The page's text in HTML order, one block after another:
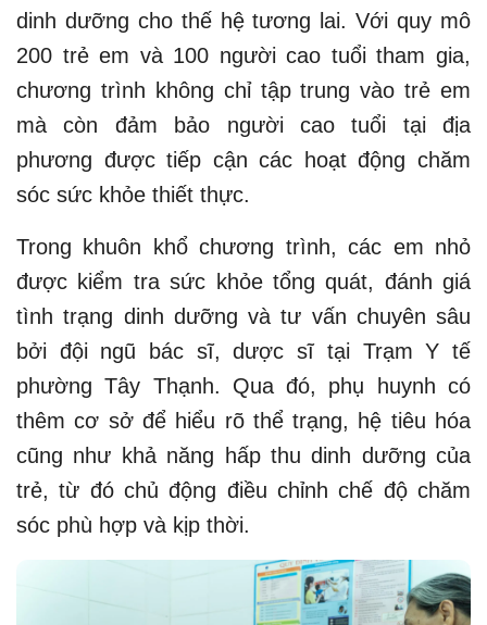
dinh dưỡng cho thế hệ tương lai. Với quy mô
200 trẻ em và 100 người cao tuổi tham gia,
chương trình không chỉ tập trung vào trẻ em
mà còn đảm bảo người cao tuổi tại địa
phương được tiếp cận các hoạt động chăm
sóc sức khỏe thiết thực.
Trong khuôn khổ chương trình, các em nhỏ
được kiểm tra sức khỏe tổng quát, đánh giá
tình trạng dinh dưỡng và tư vấn chuyên sâu
bởi đội ngũ bác sĩ, dược sĩ tại Trạm Y tế
phường Tây Thạnh. Qua đó, phụ huynh có
thêm cơ sở để hiểu rõ thể trạng, hệ tiêu hóa
cũng như khả năng hấp thu dinh dưỡng của
trẻ, từ đó chủ động điều chỉnh chế độ chăm
sóc phù hợp và kịp thời.